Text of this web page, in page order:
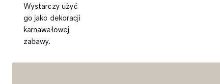
Wystarczy użyć
go jako dekoracji
karnawałowej
zabawy.